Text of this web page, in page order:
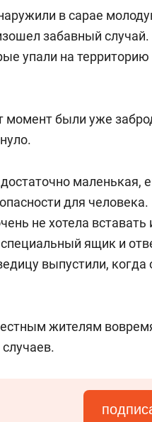
в сарае
забавный случай.
упали на территорию
момент были уже
маленькая,
для
не хотела вставать
ящик и
выпустили, когда
жителям